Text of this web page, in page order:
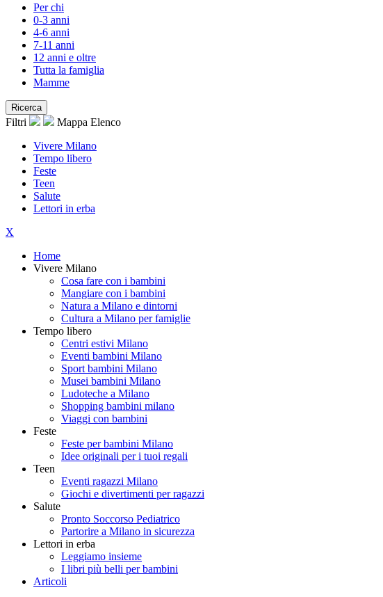
Per chi
0-3 anni
4-6 anni
7-11 anni
12 anni e oltre
Tutta la famiglia
Mamme
Ricerca
Filtri Mappa Elenco
Vivere Milano
Tempo libero
Feste
Teen
Salute
Lettori in erba
X
Home
Vivere Milano
Cosa fare con i bambini
Mangiare con i bambini
Natura a Milano e dintorni
Cultura a Milano per famiglie
Tempo libero
Centri estivi Milano
Eventi bambini Milano
Sport bambini Milano
Musei bambini Milano
Ludoteche a Milano
Shopping bambini milano
Viaggi con bambini
Feste
Feste per bambini Milano
Idee originali per i tuoi regali
Teen
Eventi ragazzi Milano
Giochi e divertimenti per ragazzi
Salute
Pronto Soccorso Pediatrico
Partorire a Milano in sicurezza
Lettori in erba
Leggiamo insieme
I libri più belli per bambini
Articoli